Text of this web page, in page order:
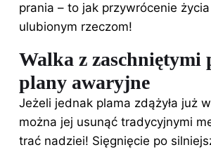
prania – to jak przywrócenie
ulubionym rzeczom!
Walka z zaschniętymi
plany awaryjne
Jeżeli jednak plama zdążyła już
można jej usunąć tradycyjnymi
trać nadziei! Sięgnięcie po